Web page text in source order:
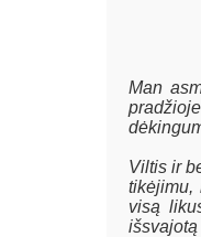
Man
Viltis ir
tikėjimu,
visą